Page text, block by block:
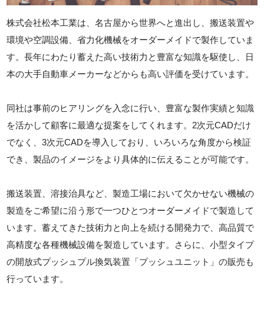
株式会社松本工業は、名古屋から世界へと進出し、搬送装置や
環境や空調設備、省力化機械をオーダーメイドで製作していま
す。長年にわたり蓄えた高い技術力と豊富な知識を駆使し、日
本の大手自動車メーカーなどからも高い評価を受けています。
同社は事前のヒアリングを入念に行い、豊富な製作実績と知識
を活かして顧客に最適な提案をしてくれます。2次元CADだけ
でなく、3次元CADを導入しており、いろいろな角度から検証
でき、製品のイメージをより具体的に伝えることが可能です。
搬送装置、溶接治具など、製造工場において欠かせない機械の
製造をご希望に沿う形で一つひとつオーダーメイドで製造して
います。蓄えてきた技術力と向上を続ける開発力で、高品質で
高精度な各種機械設備を製造しています。さらに、小型タイプ
の開放式プッシュプル換気装置「プッシュユニット」の販売も
行っています。